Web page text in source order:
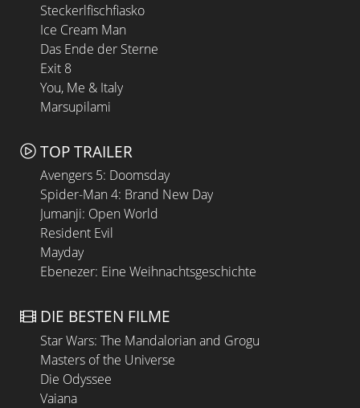
Steckerlfischfiasko
Ice Cream Man
Das Ende der Sterne
Exit 8
You, Me & Italy
Marsupilami
TOP TRAILER
Avengers 5: Doomsday
Spider-Man 4: Brand New Day
Jumanji: Open World
Resident Evil
Mayday
Ebenezer: Eine Weihnachtsgeschichte
DIE BESTEN FILME
Star Wars: The Mandalorian and Grogu
Masters of the Universe
Die Odyssee
Vaiana